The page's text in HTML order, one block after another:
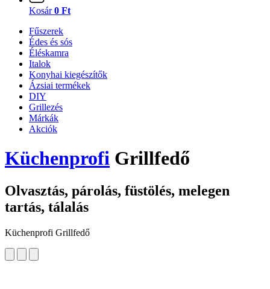
Kosár 0 Ft
Fűszerek
Édes és sós
Éléskamra
Italok
Konyhai kiegészítők
Ázsiai termékek
DIY
Grillezés
Márkák
Akciók
Küchenprofi Grillfedő
Olvasztás, párolás, füstölés, melegen
tartás, tálalás
Küchenprofi Grillfedő